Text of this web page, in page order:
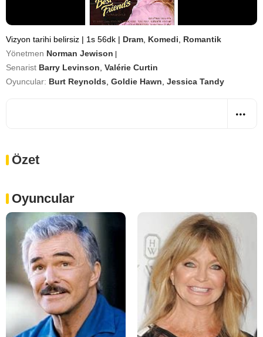
Vizyon tarihi belirsiz | 1s 56dk | Dram Komedi
Romantik
Yönetmen Norman Jewison
Senarist Barry Levinson Valérie Curtin
Oyuncular: Burt Reynolds Goldie Hawn Jessica Tandy
Özet
Oyuncular